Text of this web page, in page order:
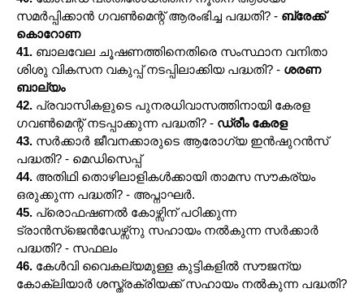
സമർപ്പിക്കാൻ ഗവൺമെന്റ് ആരംഭിച്ച പദ്ധതി? - ബ്രേക്ക്
കൊറോണ
41. ബാലവേല ചൂഷണത്തിനെതിരെ സംസ്ഥാന വനിതാ
ശിശു വികസന വകുപ്പ് നടപ്പിലാക്കിയ പദ്ധതി? - ശരണ
ബാല്യം
42. പ്രവാസികളുടെ പുനരധിവാസത്തിനായി കേരള
ഗവൺമെന്റ് നടപ്പാക്കുന്ന പദ്ധതി? - ഡ്രീം കേരള
43. സർക്കാർ ജീവനക്കാരുടെ ആരോഗ്യ ഇൻഷുറൻസ്
പദ്ധതി? - മെഡിസെപ്പ്
44. അതിഥി തൊഴിലാളികൾക്കായി താമസ സൗകര്യം
ഒരുക്കുന്ന പദ്ധതി? - അപ്നാഘർ.
45. പ്രൊഫഷണൽ കോഴ്സിന് പഠിക്കുന്ന
ട്രാൻസ്ജെൻഡേഴ്സ്നു സഹായം നൽകുന്ന സർക്കാർ
പദ്ധതി? - സഫലം
46. കേൾവി വൈകല്യമുള്ള കുട്ടികളിൽ സൗജന്യ
കോക്ലിയാർ ശസ്ത്രക്രിയക്ക്‌ സഹായം നൽകുന്ന പദ്ധതി?